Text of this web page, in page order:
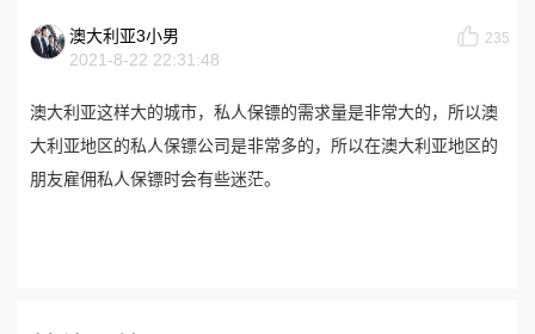
澳大利亚3小男
2021-8-22 22:31:48
235
澳大利亚这样大的城市，私人保镖的需求量是非常大的，所以澳
大利亚地区的私人保镖公司是非常多的，所以在澳大利亚地区的
朋友雇佣私人保镖时会有些迷茫。